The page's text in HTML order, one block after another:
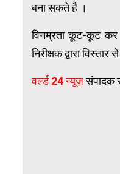
बना सकते है ।
विनम्रता कूट-कूट
निरीक्षक द्वारा
वर्ल्ड 24 न्यूज़संपादक